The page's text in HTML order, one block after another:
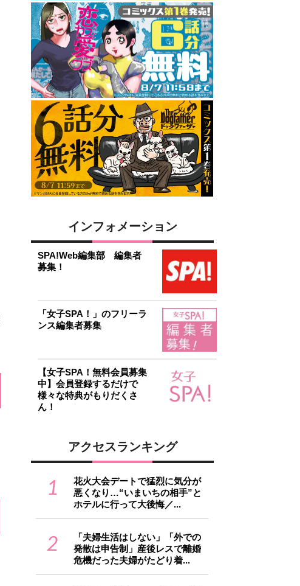
インフォメーション
SPA!Web編集部 編集者
募集！
「女子SPA！」のフリーラ
ンス編集者募集
【女子SPA！無料会員募集
中】会員登録するだけで
様々な特典がもりだくさ
ん！
アクセスランキング
1
花火大会デートで猛烈に気分が
悪くなり…“いまいちの相手”と
ホテルに行って大後悔／...
2
「夫婦生活はしない」「外での
発散は申告制」産後レスで離婚
危機だった夫婦がたどり着...